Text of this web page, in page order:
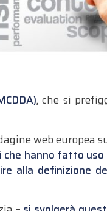
, che si
web europea
che hanno fatto uso
alla definizione